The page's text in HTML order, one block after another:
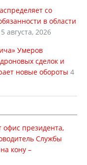
со
в области
5 августа, 2026
Умеров
сделок и
новые обороты 4